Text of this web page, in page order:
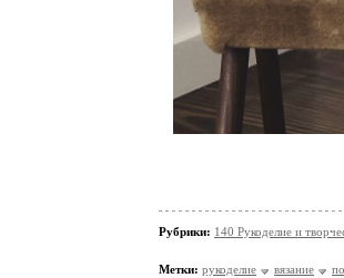
Рубрики: 140 Рукоделие и
Метки: рукоделие вязание